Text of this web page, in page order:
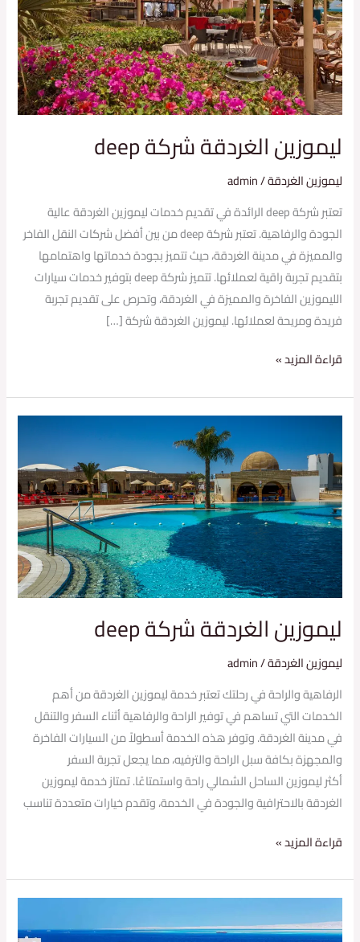
ليموزين الغردقة شركة deep
ليموزين الغردقة/
admin
تعتبر شركة deep الرائدة في تقديم خدمات ليموزين الغردقة عالية
الجودة والرفاهية. تعتبر شركة deep من بين أفضل شركات النقل الفاخر
والمميزة في مدينة الغردقة، حيث تتميز بجودة خدماتها واهتمامها
بتقديم تجربة راقية لعملائها. تتميز شركة deep بتوفير خدمات سيارات
الليموزين الفاخرة والمميزة في الغردقة، وتحرص على تقديم تجربة
فريدة ومريحة لعملائها. ليموزين الغردقة شركة […]
قراءة المزيد »
ليموزين الغردقة شركة deep
ليموزين الغردقة/
admin
الرفاهية والراحة في رحلتك تعتبر خدمة ليموزين الغردقة من أهم
الخدمات التي تساهم في توفير الراحة والرفاهية أثناء السفر والتنقل
في مدينة الغردقة. وتوفر هذه الخدمة أسطولاً من السيارات الفاخرة
والمجهزة بكافة سبل الراحة والترفيه، مما يجعل تجربة السفر
أكثر ليموزين الساحل الشمالي راحة واستمتاعًا. تمتاز خدمة ليموزين
الغردقة بالاحترافية والجودة في الخدمة، وتقدم خيارات متعددة تناسب
الغردقة
شركة
deep
قراءة المزيد »
الغردقة